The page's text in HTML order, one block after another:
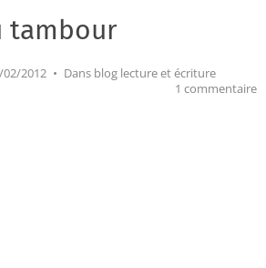
tambour
02/2012 Dans blog lecture et écriture
1 commentaire